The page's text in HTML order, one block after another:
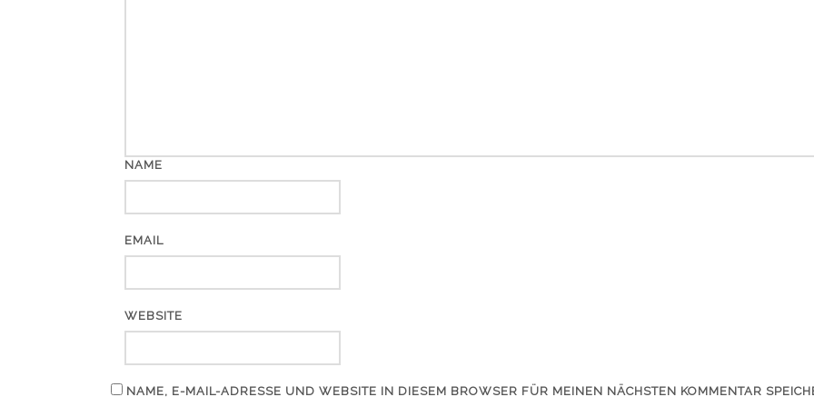
NAME
EMAIL
WEBSITE
NAME, E-MAIL-ADRESSE UND WEBSITE IN DIESEM BROWSER FÜR MEINEN NÄCHSTEN KOMMENTAR